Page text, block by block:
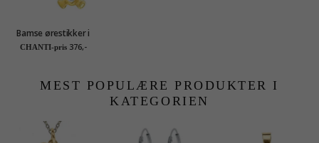
Bamse ørestikker i
forgylt sølv - Little
CHANTI-pris 376,-
MEST POPULÆRE PRODUKTER I
KATEGORIEN